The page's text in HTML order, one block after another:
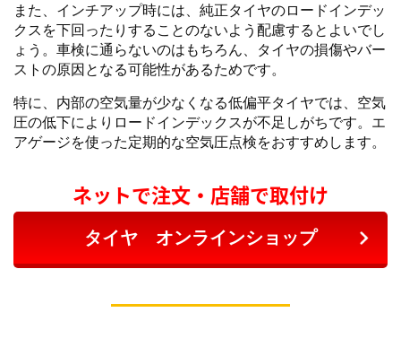
また、インチアップ時には、純正タイヤのロードインデッ
クスを下回ったりすることのないよう配慮するとよいでし
ょう。車検に通らないのはもちろん、タイヤの損傷やバー
ストの原因となる可能性があるためです。
特に、内部の空気量が少なくなる低偏平タイヤでは、空気
圧の低下によりロードインデックスが不足しがちです。エ
アゲージを使った定期的な空気圧点検をおすすめします。
ネットで注文・店舗で取付け
タイヤ オンラインショップ